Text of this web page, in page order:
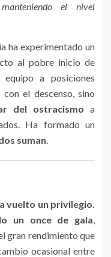
el nivel
ha experimentado un
al pobre inicio de
a posiciones
el descenso, sino
del ostracismo a
Ha formado un
suman.
vuelto un privilegio.
un once de gala,
gran rendimiento que
ocasional entre